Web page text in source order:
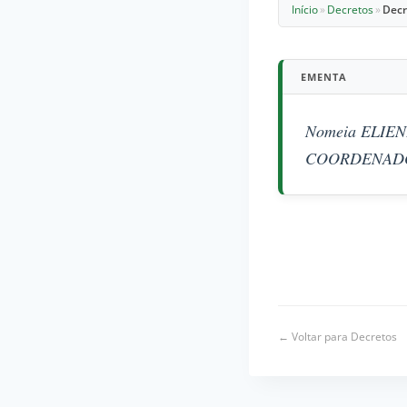
Início » Decretos »
EMENTA
Nomeia
← Voltar para Decretos